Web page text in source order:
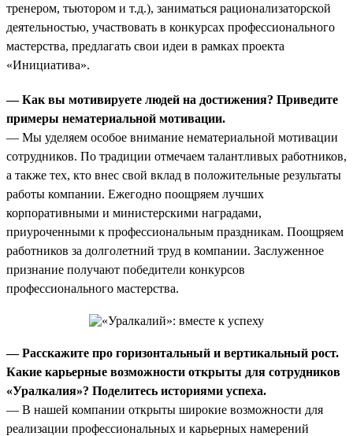
тренером, тьютором и т.д.), заниматься рационализаторской
деятельностью, участвовать в конкурсах профессионального
мастерства, предлагать свои идеи в рамках проекта
«Инициатива».
— Как вы мотивируете людей на достижения? Приведите
примеры нематериальной мотивации.
— Мы уделяем особое внимание нематериальной мотивации
сотрудников. По традиции отмечаем талантливых работников,
а также тех, кто внес свой вклад в положительные результаты
работы компании. Ежегодно поощряем лучших
корпоративными и министерскими наградами,
приуроченными к профессиональным праздникам. Поощряем
работников за долголетний труд в компании. Заслуженное
признание получают победители конкурсов
профессионального мастерства.
— Расскажите про горизонтальный и вертикальный рост.
Какие карьерные возможности открыты для сотрудников
«Уралкалия»? Поделитесь историями успеха.
— В нашей компании открыты широкие возможности для
реализации профессиональных и карьерных намерений